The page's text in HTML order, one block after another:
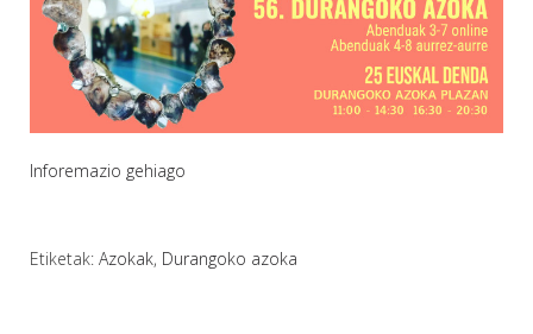
Inforemazio gehiago
Etiketak: Azokak, Durangoko azoka